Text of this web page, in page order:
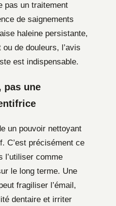
pas un traitement
de saignements
haleine persistante,
de douleurs, l’avis
est indispensable.
pas une
un pouvoir nettoyant
C’est précisément ce
l’utiliser comme
le long terme. Une
fragiliser l’émail,
dentaire et irriter